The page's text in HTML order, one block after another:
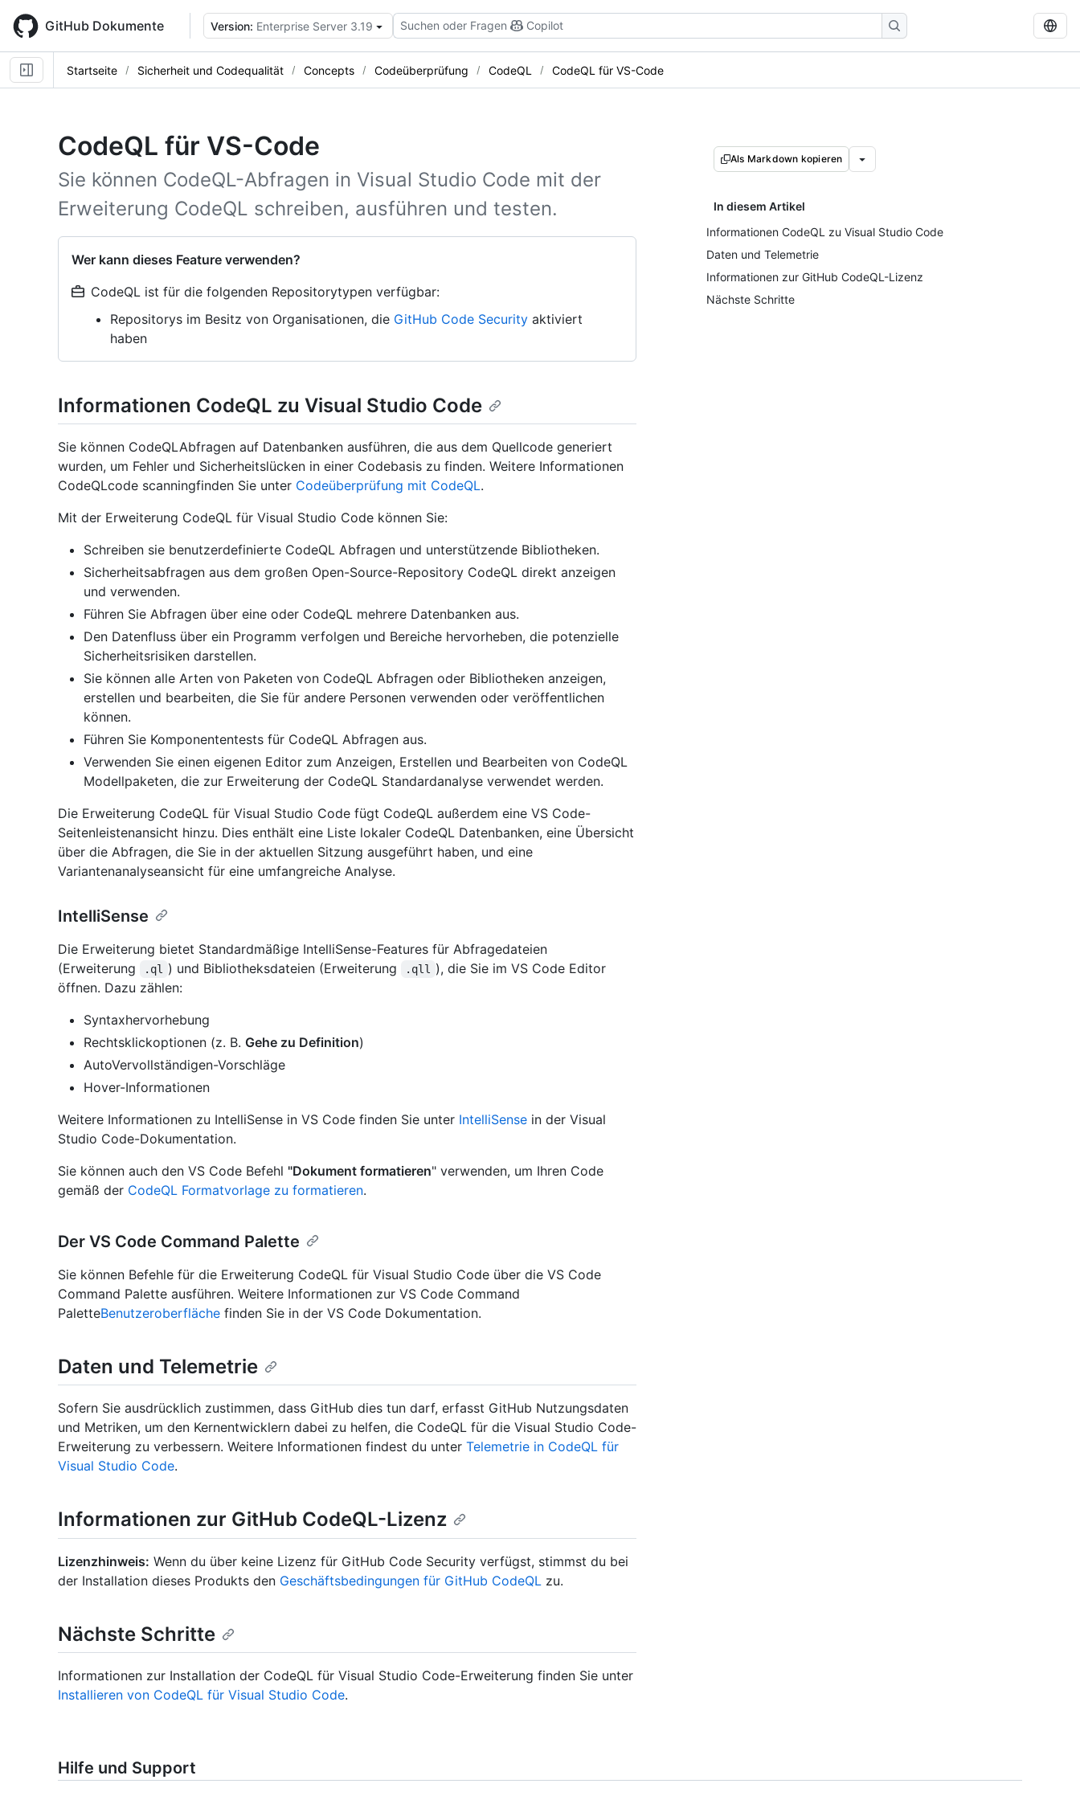
main
content
GitHub Dokumente Version: Enterprise Server 3.19 Suchen oder Fragen Copilot
Startseite Sicherheit und Codequalität Concepts Codeüberprüfung CodeQL CodeQL für VS-Code
CodeQL für VS-Code
Sie können CodeQL-Abfragen in Visual Studio Code mit der
Erweiterung CodeQL schreiben, ausführen und testen.
Wer kann dieses Feature verwenden?
CodeQL ist für die folgenden Repositorytypen verfügbar:
Repositorys im Besitz von Organisationen, die GitHub Code Security aktiviert
haben
Als Markdown kopieren
In diesem Artikel
Informationen CodeQL zu Visual Studio Code
Daten und Telemetrie
Informationen zur GitHub CodeQL-Lizenz
Nächste Schritte
Informationen CodeQL zu Visual Studio Code
Sie können CodeQLAbfragen auf Datenbanken ausführen, die aus dem Quellcode generiert
wurden, um Fehler und Sicherheitslücken in einer Codebasis zu finden. Weitere Informationen
CodeQLcode scanningfinden Sie unter Codeüberprüfung mit CodeQL.
Mit der Erweiterung CodeQL für Visual Studio Code können Sie:
Schreiben sie benutzerdefinierte CodeQL Abfragen und unterstützende Bibliotheken.
Sicherheitsabfragen aus dem großen Open-Source-Repository CodeQL direkt anzeigen
und verwenden.
Führen Sie Abfragen über eine oder CodeQL mehrere Datenbanken aus.
Den Datenfluss über ein Programm verfolgen und Bereiche hervorheben, die potenzielle
Sicherheitsrisiken darstellen.
Sie können alle Arten von Paketen von CodeQL Abfragen oder Bibliotheken anzeigen,
erstellen und bearbeiten, die Sie für andere Personen verwenden oder veröffentlichen
können.
Führen Sie Komponententests für CodeQL Abfragen aus.
Verwenden Sie einen eigenen Editor zum Anzeigen, Erstellen und Bearbeiten von CodeQL
Modellpaketen, die zur Erweiterung der CodeQL Standardanalyse verwendet werden.
Die Erweiterung CodeQL für Visual Studio Code fügt CodeQL außerdem eine VS Code-
Seitenleistenansicht hinzu. Dies enthält eine Liste lokaler CodeQL Datenbanken, eine Übersicht
über die Abfragen, die Sie in der aktuellen Sitzung ausgeführt haben, und eine
Variantenanalyseansicht für eine umfangreiche Analyse.
IntelliSense
Die Erweiterung bietet Standardmäßige IntelliSense-Features für Abfragedateien
(Erweiterung
.ql ) und Bibliotheksdateien (Erweiterung .qll
), die Sie im VS Code Editor
öffnen. Dazu zählen:
Syntaxhervorhebung
Rechtsklickoptionen (z. B. Gehe zu Definition)
AutoVervollständigen-Vorschläge
Hover-Informationen
Weitere Informationen zu IntelliSense in VS Code finden Sie unter IntelliSense in der Visual
Studio Code-Dokumentation.
Sie können auch den VS Code Befehl "Dokument formatieren" verwenden, um Ihren Code
gemäß der CodeQL Formatvorlage zu formatieren.
Der VS Code Command Palette
Sie können Befehle für die Erweiterung CodeQL für Visual Studio Code über die VS Code
Command Palette ausführen. Weitere Informationen zur VS Code Command
PaletteBenutzeroberfläche finden Sie in der VS Code Dokumentation.
Daten und Telemetrie
Sofern Sie ausdrücklich zustimmen, dass GitHub dies tun darf, erfasst GitHub Nutzungsdaten
und Metriken, um den Kernentwicklern dabei zu helfen, die CodeQL für die Visual Studio Code-
Erweiterung zu verbessern. Weitere Informationen findest du unter Telemetrie in CodeQL für
Visual Studio Code.
Informationen zur GitHub CodeQL-Lizenz
Lizenzhinweis: Wenn du über keine Lizenz für GitHub Code Security verfügst, stimmst du bei
der Installation dieses Produkts den Geschäftsbedingungen für GitHub CodeQL zu.
Nächste Schritte
Informationen zur Installation der CodeQL für Visual Studio Code-Erweiterung finden Sie unter
Installieren von CodeQL für Visual Studio Code.
Hilfe und Support